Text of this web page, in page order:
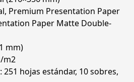
Premium Presentation Paper
Paper Matte Double-
mm)
m2
hojas estándar, 10 sobres,